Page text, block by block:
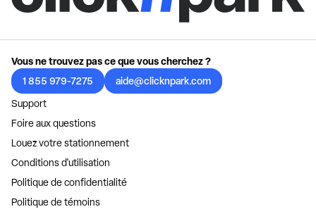
Vous ne trouvez pas ce que vous cherchez ?
1 855 979-7275
aide@clicknpark.com
Support
Foire aux questions
Louez votre stationnement
Conditions d'utilisation
Politique de confidentialité
Politique de témoins